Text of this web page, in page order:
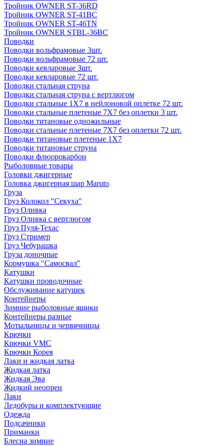
Тройник OWNER ST-36RD
Тройник OWNER ST-41BC
Тройник OWNER ST-46TN
Тройник OWNER STBL-36BC
Поводки
Поводки вольфрамовые 3шт.
Поводки вольфрамовые 72 шт.
Поводки кевларовые 3шт.
Поводки кевларовые 72 шт.
Поводки стальная струна
Поводки стальная струна с вертлюгом
Поводки стальные 1X7 в нейлоновой оплетке 72 шт.
Поводки стальные плетеные 7X7 без оплетки 3 шт.
Поводки титановые одножильные
Поводки стальные плетеные 7X7 без оплетки 72 шт.
Поводки титановые плетеные 1X7
Поводки титановые струна
Поводки флюорокарбон
Рыболовные товары
Головки джигерные
Головка джигерная шар Maruto
Груза
Груз Колокол "Секуха"
Груз Оливка
Груз Оливка с вертлюгом
Груз Пуля-Техас
Груз Стример
Груз Чебурашка
Груза доночные
Кормушка "Самосвал"
Катушки
Катушки проводочные
Обслуживание катушек
Контейнеры
Зимние рыболовные ящики
Контейнеры разные
Мотыльницы и червячницы
Крючки
Крючки VMC
Крючки Корея
Лаки и жидкая латка
Жидкая латка
Жидкая Эва
Жидкий неопрен
Лаки
Ледобуры и комплектующие
Одежда
Подсачники
Приманки
Блесна зимние